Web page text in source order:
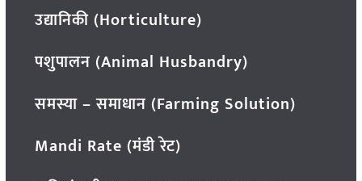
उद्यानिकी (Horticulture)
पशुपालन (Animal Husbandry)
समस्या – समाधान (Farming Solution)
Mandi Rate (मंडी रेट)